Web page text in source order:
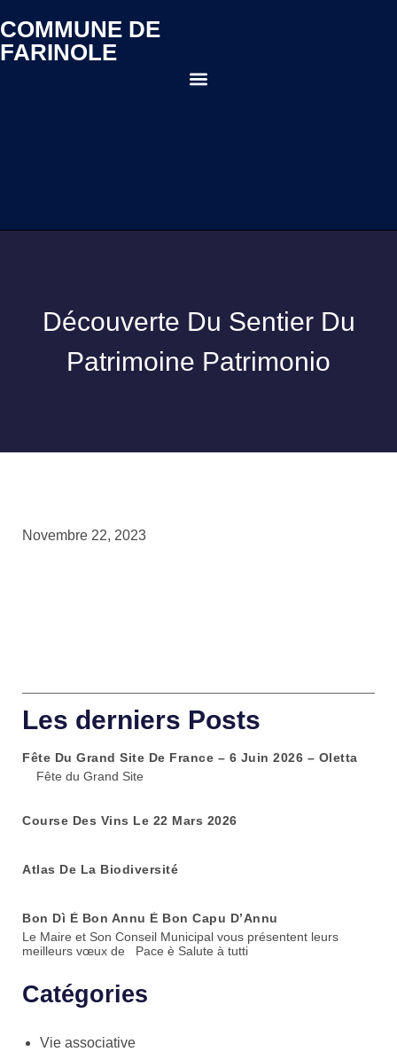
COMMUNE DE
FARINOLE
Découverte Du Sentier Du
Patrimoine Patrimonio
Novembre 22, 2023
Les derniers Posts
Fête Du Grand Site De France – 6 Juin 2026 – Oletta
Fête du Grand Site
Course Des Vins Le 22 Mars 2026
Atlas De La Biodiversité
Bon Dì È Bon Annu È Bon Capu D’Annu
Le Maire et Son Conseil Municipal vous présentent leurs
meilleurs vœux de Pace è Salute à tutti
Catégories
Vie associative